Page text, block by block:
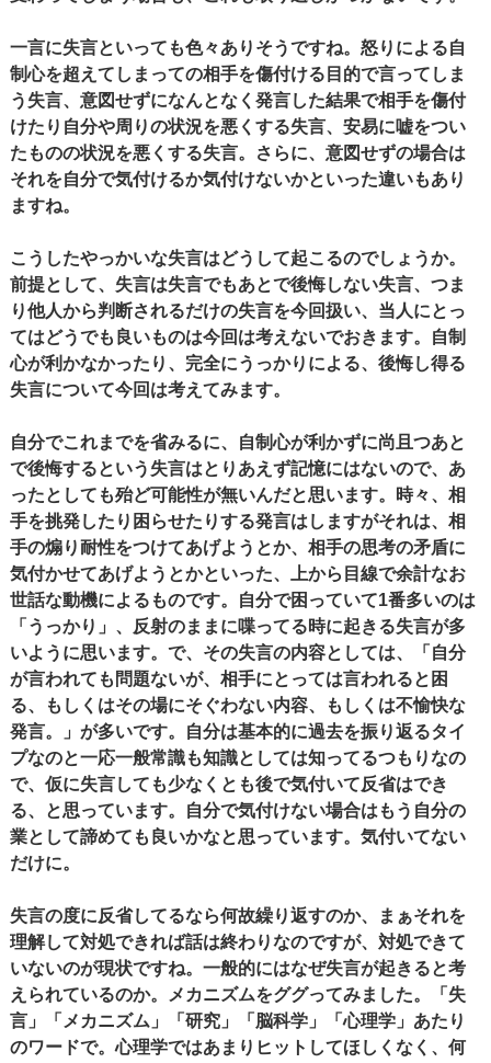
一言に失言といっても色々ありそうですね。怒りによる自
制心を超えてしまっての相手を傷付ける目的で言ってしま
う失言、意図せずになんとなく発言した結果で相手を傷付
けたり自分や周りの状況を悪くする失言、安易に嘘をつい
たものの状況を悪くする失言。さらに、意図せずの場合は
それを自分で気付けるか気付けないかといった違いもあり
ますね。
こうしたやっかいな失言はどうして起こるのでしょうか。
前提として、失言は失言でもあとで後悔しない失言、つま
り他人から判断されるだけの失言を今回扱い、当人にとっ
てはどうでも良いものは今回は考えないでおきます。自制
心が利かなかったり、完全にうっかりによる、後悔し得る
失言について今回は考えてみます。
自分でこれまでを省みるに、自制心が利かずに尚且つあと
で後悔するという失言はとりあえず記憶にはないので、あ
ったとしても殆ど可能性が無いんだと思います。時々、相
手を挑発したり困らせたりする発言はしますがそれは、相
手の煽り耐性をつけてあげようとか、相手の思考の矛盾に
気付かせてあげようとかといった、上から目線で余計なお
世話な動機によるものです。自分で困っていて1番多いのは
「うっかり」、反射のままに喋ってる時に起きる失言が多
いように思います。で、その失言の内容としては、「自分
が言われても問題ないが、相手にとっては言われると困
る、もしくはその場にそぐわない内容、もしくは不愉快な
発言。」が多いです。自分は基本的に過去を振り返るタイ
プなのと一応一般常識も知識としては知ってるつもりなの
で、仮に失言しても少なくとも後で気付いて反省はでき
る、と思っています。自分で気付けない場合はもう自分の
業として諦めても良いかなと思っています。気付いてない
だけに。
失言の度に反省してるなら何故繰り返すのか、まぁそれを
理解して対処できれば話は終わりなのですが、対処できて
いないのが現状ですね。一般的にはなぜ失言が起きると考
えられているのか。メカニズムをググってみました。「失
言」「メカニズム」「研究」「脳科学」「心理学」あたり
のワードで。心理学ではあまりヒットしてほしくなく、何